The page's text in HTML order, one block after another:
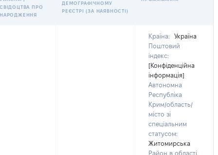
СВІДОЦТВА ПРО
НАРОДЖЕННЯ
ДЕМОГРАФІЧНОМУ
РЕЄСТРІ (ЗА НАЯВНОСТІ)
Країна:
Україна
Поштовий
індекс:
[Конфіденційна
інформація]
Автономна
Республіка
Крим/область/
місто зі
спеціальним
статусом:
Житомирська
Район в області